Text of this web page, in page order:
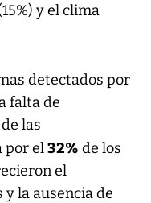
y el clima
detectados por
falta de
las
por el32% de los
el
y la ausencia de